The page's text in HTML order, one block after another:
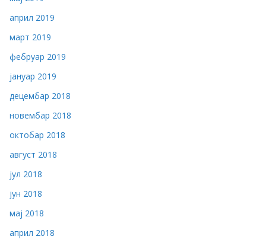
април 2019
март 2019
фебруар 2019
јануар 2019
децембар 2018
новембар 2018
октобар 2018
август 2018
јул 2018
јун 2018
мај 2018
април 2018